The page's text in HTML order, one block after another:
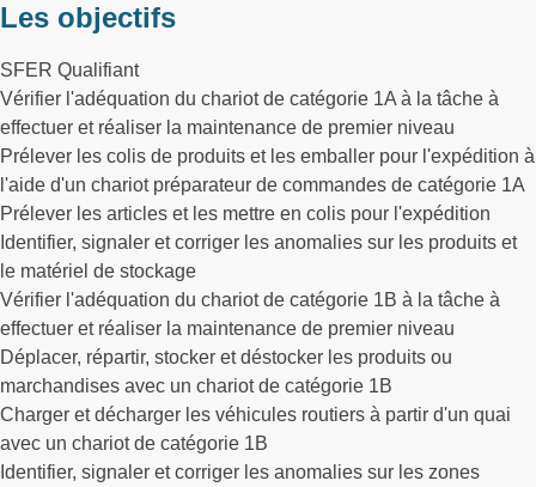
Les objectifs
SFER Qualifiant
Vérifier l'adéquation du chariot de catégorie 1A à la tâche à
effectuer et réaliser la maintenance de premier niveau
Prélever les colis de produits et les emballer pour l'expédition à
l'aide d'un chariot préparateur de commandes de catégorie 1A
Prélever les articles et les mettre en colis pour l'expédition
Identifier, signaler et corriger les anomalies sur les produits et
le matériel de stockage
Vérifier l'adéquation du chariot de catégorie 1B à la tâche à
effectuer et réaliser la maintenance de premier niveau
Déplacer, répartir, stocker et déstocker les produits ou
marchandises avec un chariot de catégorie 1B
Charger et décharger les véhicules routiers à partir d'un quai
avec un chariot de catégorie 1B
Identifier, signaler et corriger les anomalies sur les zones